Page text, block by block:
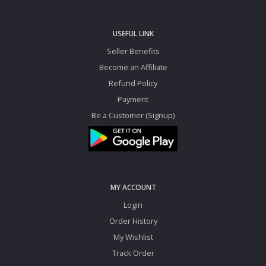
USEFUL LINK
Seller Benefits
Become an Affiliate
Refund Policy
Payment
Be a Customer (Signup)
MY ACCOUNT
Login
Order History
My Wishlist
Track Order